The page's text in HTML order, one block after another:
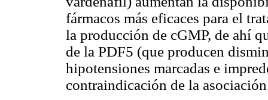
fármacos más eficaces para el
la producción de cGMP, de ahí
de la PDF5 (que producen
hipotensiones marcadas e
contraindicación de la